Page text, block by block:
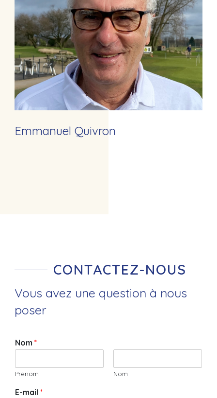
Emmanuel Quivron
CONTACTEZ-NOUS
Vous avez une question à nous
poser
Nom *
Prénom Nom
E-mail *